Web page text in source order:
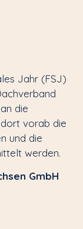
Jahr (FSJ)
die
vorab die
und die
werden.
GmbH